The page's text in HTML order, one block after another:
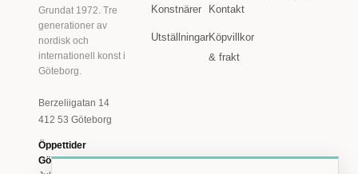
Grundat 1972. Tre
generationer av
nordisk och
internationell konst i
Göteborg.
Berzeliigatan 14
412 53 Göteborg
Öppettider
Göteborg
Konstnärer
Utställningar
Kontakt
Köpvillkor
& frakt